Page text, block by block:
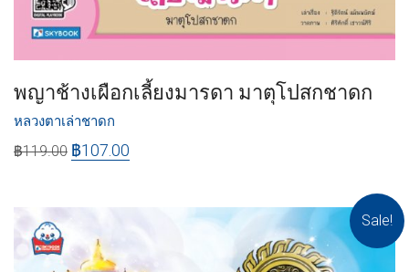
พญาช้างเผือกเลี้ยงมารดา มาตุโปสกชาดก
หลวงตาเล่าชาดก
฿119.00 ฿107.00
Sale!